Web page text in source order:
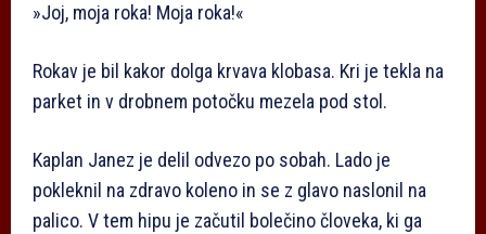
»Joj, moja roka! Moja roka!«
Rokav je bil kakor dolga krvava klobasa. Kri je tekla na
parket in v drobnem potočku mezela pod stol.
Kaplan Janez je delil odvezo po sobah. Lado je
pokleknil na zdravo koleno in se z glavo naslonil na
palico. V tem hipu je začutil bolečino človeka, ki ga